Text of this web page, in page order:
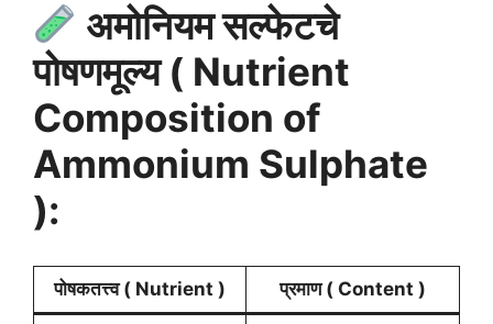
अमोनियम सल्फेटचे
पोषणमूल्य ( Nutrient
Composition of
Ammonium Sulphate
):
पोषकतत्त्व( Nutrient ) प्रमाण( Content )